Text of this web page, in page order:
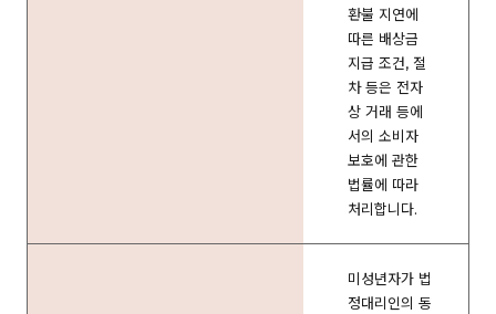
환불 지연에
따른 배상금
지급 조건, 절
차 등은 전자
상 거래 등에
서의 소비자
보호에 관한
법률에 따라
처리합니다.
미성년자가 법
정대리인의 동